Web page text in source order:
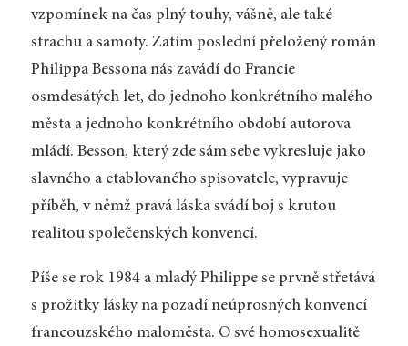
vzpomínek na čas plný touhy, vášně, ale také
strachu a samoty. Zatím poslední přeložený román
Philippa Bessona nás zavádí do Francie
osmdesátých let, do jednoho konkrétního malého
města a jednoho konkrétního období autorova
mládí. Besson, který zde sám sebe vykresluje jako
slavného a etablovaného spisovatele, vypravuje
příběh, v němž pravá láska svádí boj s krutou
realitou společenských konvencí.
Píše se rok 1984 a mladý Philippe se prvně střetává
s prožitky lásky na pozadí neúprosných konvencí
francouzského maloměsta. O své homosexualitě